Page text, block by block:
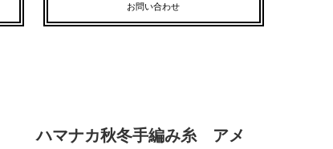
お問い合わせ
ハマナカ秋冬手編み糸 アメ